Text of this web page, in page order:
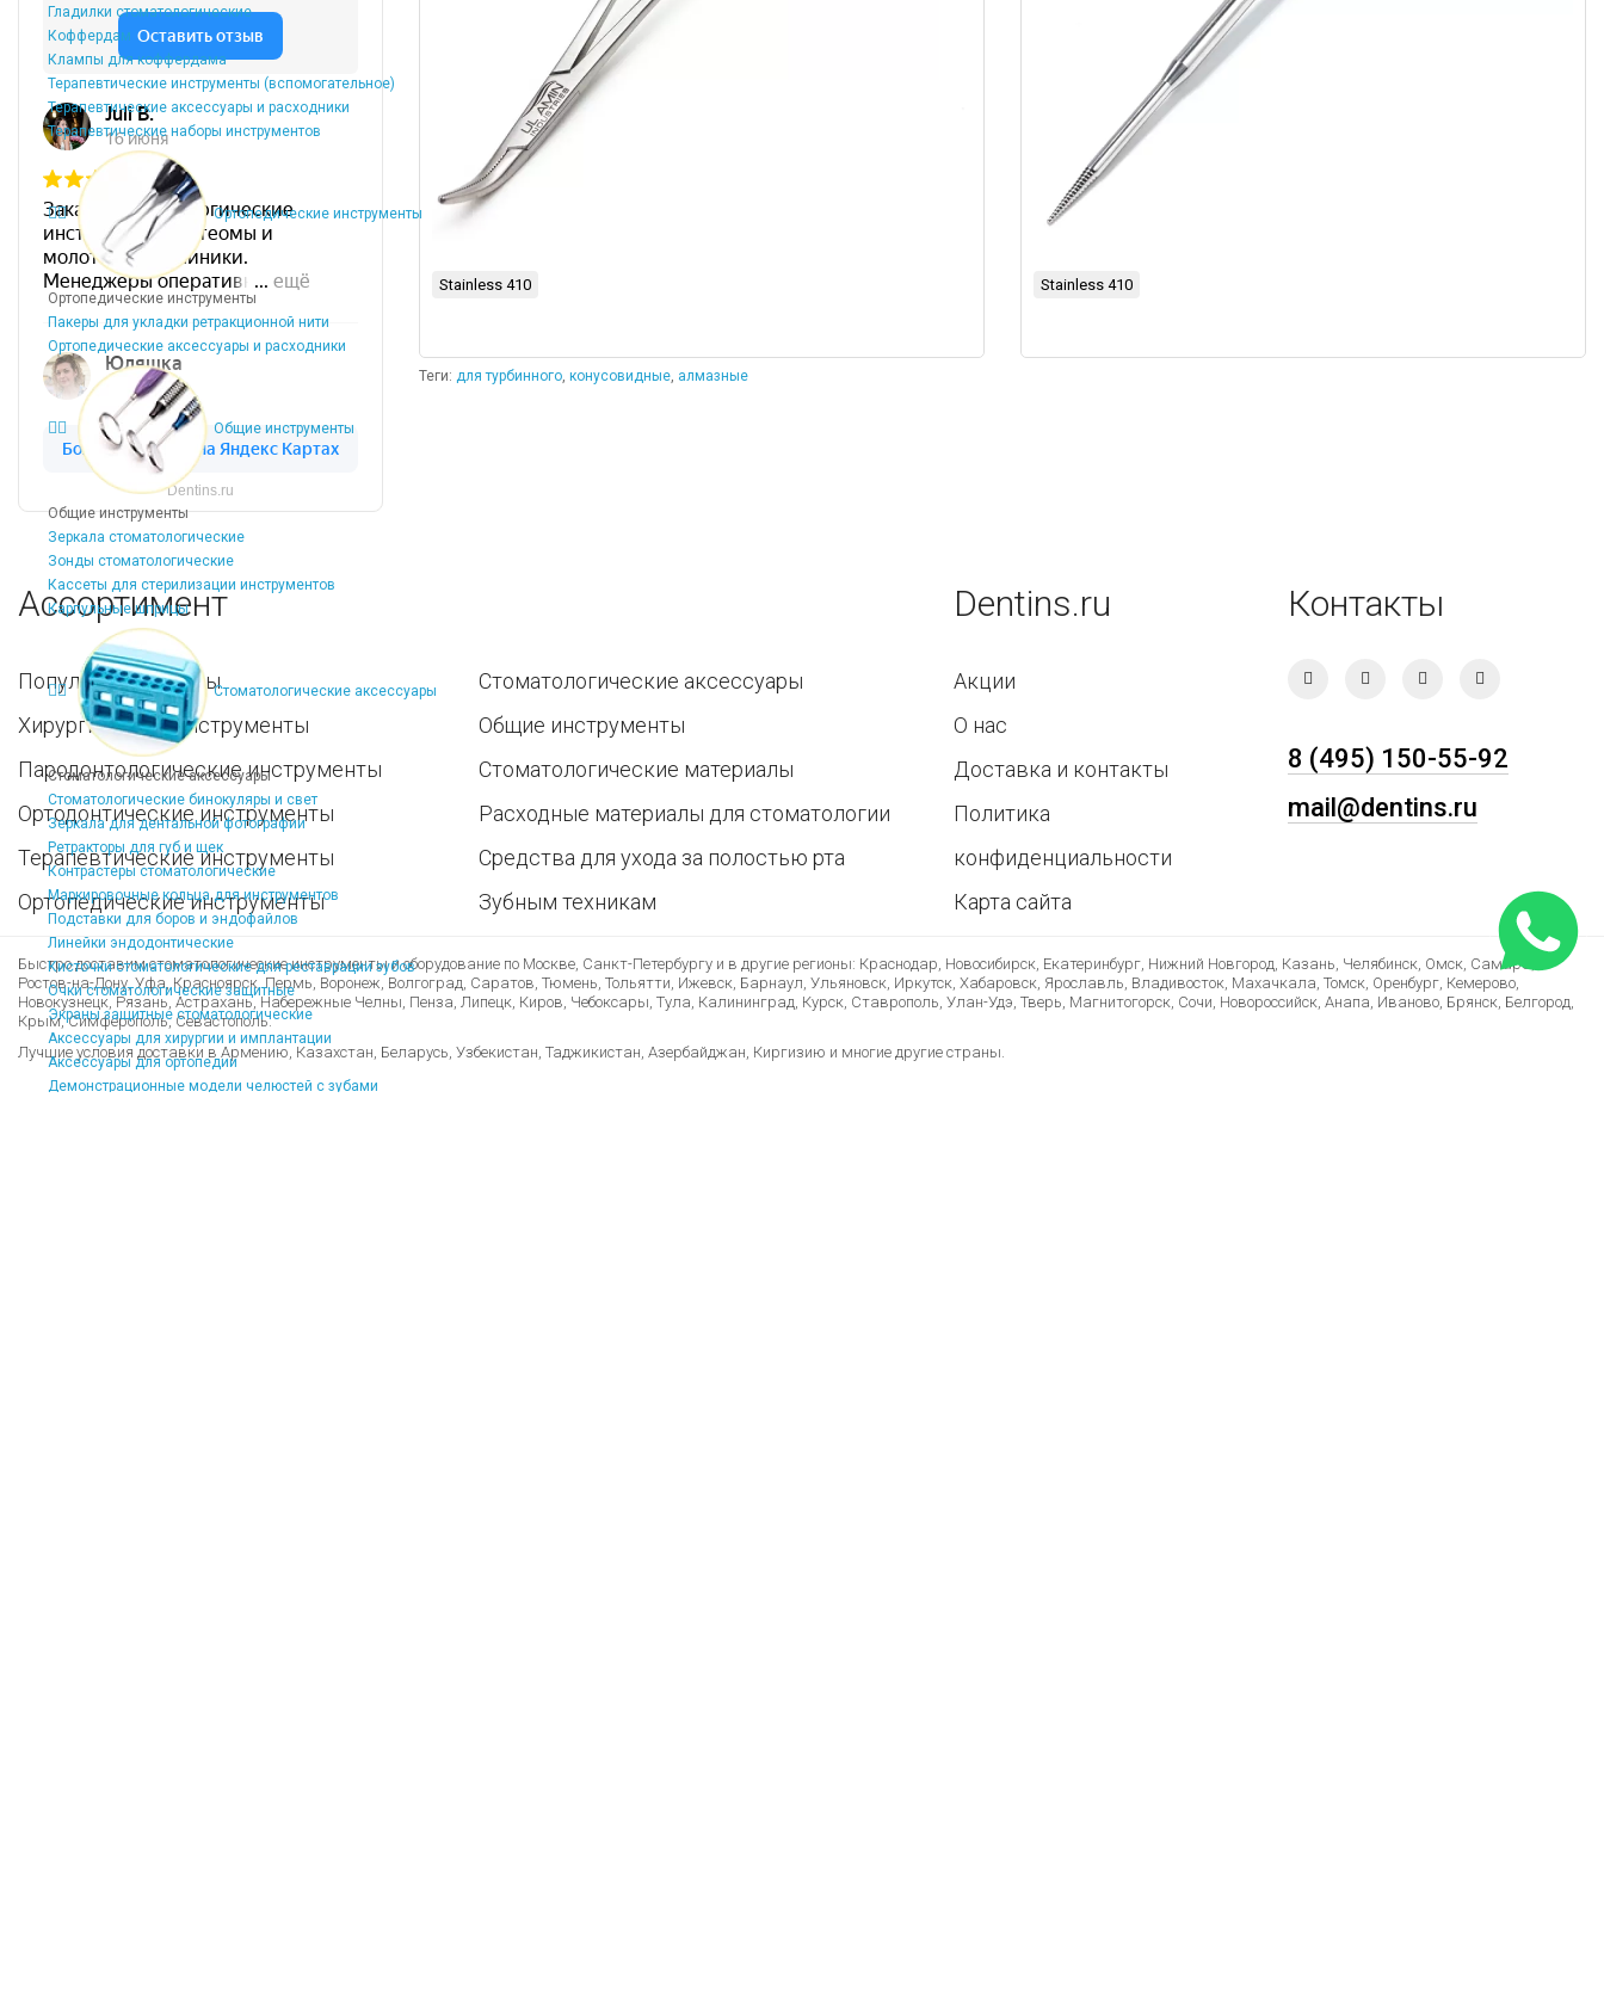
Гладилки стоматологические
Коффердам
Клампы для коффердама
Терапевтические инструменты (вспомогательное)
Терапевтические аксессуары и расходники
Терапевтические наборы инструментов
Ортопедические инструменты
Ортопедические инструменты
Пакеры для укладки ретракционной нити
Ортопедические аксессуары и расходники
Общие инструменты
Общие инструменты
Зеркала стоматологические
Зонды стоматологические
Кассеты для стерилизации инструментов
Карпульные шприцы
Стоматологические аксессуары
Стоматологические аксессуары
Стоматологические бинокуляры и свет
Зеркала для дентальной фотографии
Ретракторы для губ и щек
Контрастеры стоматологические
Маркировочные кольца для инструментов
Подставки для боров и эндофайлов
Линейки эндодонтические
Кисточки стоматологические для реставрации зубов
Очки стоматологические защитные
Экраны защитные стоматологические
Аксессуары для хирургии и имплантации
Аксессуары для ортопедии
Демонстрационные модели челюстей с зубами
Dentins.ru
Stainless 410 Stainless 410
Теги: для турбинного, конусовидные, алмазные
Ассортимент
Популярные наборы
Хирургические инструменты
Пародонтологические инструменты
Ортодонтические инструменты
Терапевтические инструменты
Ортопедические инструменты
Стоматологические аксессуары
Общие инструменты
Стоматологические материалы
Расходные материалы для стоматологии
Средства для ухода за полостью рта
Зубным техникам
Dentins.ru
Акции
О нас
Доставка и контакты
Политика
конфиденциальности
Карта сайта
Контакты
8 (495) 150-55-92
mail@dentins.ru
Быстро доставим стоматологические инструменты и оборудование по Москве, Санкт-Петербургу и в другие регионы: Краснодар, Новосибирск, Екатеринбург, Нижний Новгород, Казань, Челябинск, Омск, Самара,
Ростов-на-Дону, Уфа, Красноярск, Пермь, Воронеж, Волгоград, Саратов, Тюмень, Тольятти, Ижевск, Барнаул, Ульяновск, Иркутск, Хабаровск, Ярославль, Владивосток, Махачкала, Томск, Оренбург, Кемерово,
Новокузнецк, Рязань, Астрахань, Набережные Челны, Пенза, Липецк, Киров, Чебоксары, Тула, Калининград, Курск, Ставрополь, Улан-Удэ, Тверь, Магнитогорск, Сочи, Новороссийск, Анапа, Иваново, Брянск, Белгород,
Крым, Симферополь, Севастополь.
Лучшие условия доставки в Армению, Казахстан, Беларусь, Узбекистан, Таджикистан, Азербайджан, Киргизию и многие другие страны.